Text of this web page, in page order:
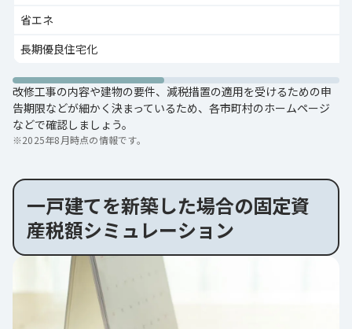
省エネ
長期優良住宅化
改修工事の内容や建物の要件、減税措置の適用を受けるための申
告期限などが細かく決まっているため、各市町村のホームページ
などで確認しましょう。
※2025年8月時点の情報です。
一戸建てを新築した場合の固定資
産税額シミュレーション